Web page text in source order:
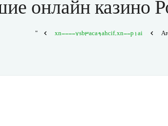
онлайн казино
xn----7sb3aca9ahcif.xn--p1ai